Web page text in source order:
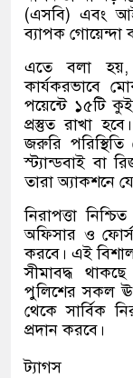
(এসবি)এবং
ব্যাপক গোয়েন্দা
এতে বলা হয়,
কার্যকরভাবে
পয়েন্টে ১৫টি
প্রস্তুত রাখা
জরুরি
স্ট্যান্ডবাই বা
তারা অ্যাকশনে
নিরাপত্তা
অফিসার ও
করবে। এই
সীমাবদ্ধ
পুলিশের সকল
থেকে সার্বিক
প্রদান করবে।
ট্যাগস